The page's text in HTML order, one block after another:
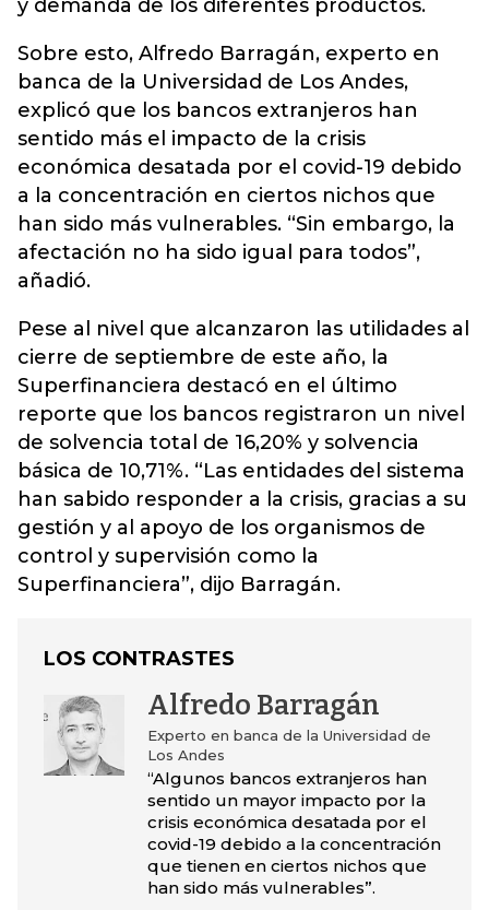
y demanda de los diferentes productos.
Sobre esto, Alfredo Barragán, experto en
banca de la Universidad de Los Andes,
explicó que los bancos extranjeros han
sentido más el impacto de la crisis
económica desatada por el covid-19 debido
a la concentración en ciertos nichos que
han sido más vulnerables. “Sin embargo, la
afectación no ha sido igual para todos”,
añadió.
Pese al nivel que alcanzaron las utilidades al
cierre de septiembre de este año, la
Superfinanciera destacó en el último
reporte que los bancos registraron un nivel
de solvencia total de 16,20% y solvencia
básica de 10,71%. “Las entidades del sistema
han sabido responder a la crisis, gracias a su
gestión y al apoyo de los organismos de
control y supervisión como la
Superfinanciera”, dijo Barragán.
LOS CONTRASTES
Alfredo Barragán
Experto en banca de la Universidad de
Los Andes
“Algunos bancos extranjeros han
sentido un mayor impacto por la
crisis económica desatada por el
covid-19 debido a la concentración
que tienen en ciertos nichos que
han sido más vulnerables”.